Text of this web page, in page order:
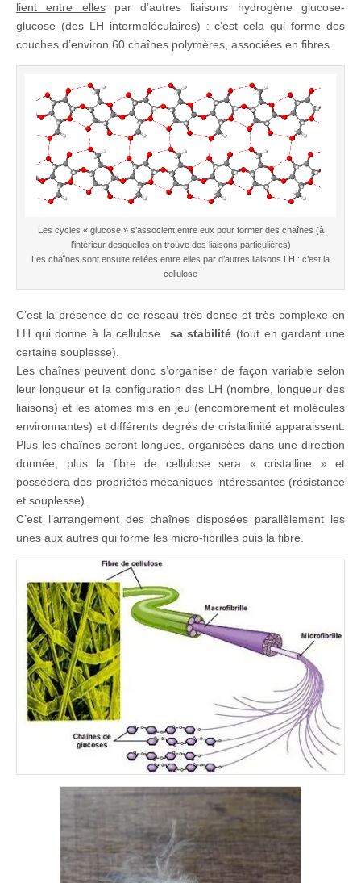
lient entre ellespar d’autres liaisons hydrogène glucose-
glucose (des LH intermoléculaires) : c’est cela qui forme des
couches d’environ 60 chaînes polymères, associées en fibres.
Les cycles « glucose » s’associent entre eux pour former des chaînes (à
l’intérieur desquelles on trouve des liaisons particulières)
Les chaînes sont ensuite reliées entre elles par d’autres liaisons LH : c’est la
cellulose
C’est la présence de ce réseau très dense et très complexe en
LH qui donne à la cellulose sa stabilité (tout en gardant une
certaine souplesse).
Les chaînes peuvent donc s’organiser de façon variable selon
leur longueur et la configuration des LH (nombre, longueur des
liaisons) et les atomes mis en jeu (encombrement et molécules
environnantes) et différents degrés de cristallinité apparaissent.
Plus les chaînes seront longues, organisées dans une direction
donnée, plus la fibre de cellulose sera « cristalline » et
possédera des propriétés mécaniques intéressantes (résistance
et souplesse).
C’est l’arrangement des chaînes disposées parallèlement les
unes aux autres qui forme les micro-fibrilles puis la fibre.